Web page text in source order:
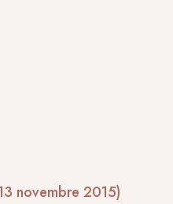
novembre 2015)